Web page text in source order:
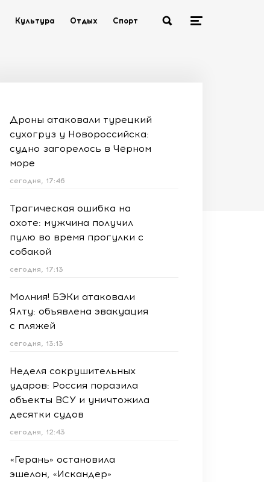
Культура Отдых Спорт
Дроны атаковали турецкий
сухогруз у Новороссийска:
судно загорелось в Чёрном
море
сегодня, 17:46
Трагическая ошибка на
охоте: мужчина получил
пулю во время прогулки с
собакой
сегодня, 17:13
Молния! БЭКи атаковали
Ялту: объявлена эвакуация
с пляжей
сегодня, 13:13
Неделя сокрушительных
ударов: Россия поразила
объекты ВСУ и уничтожила
десятки судов
сегодня, 12:43
«Герань» остановила
эшелон, «Искандер»